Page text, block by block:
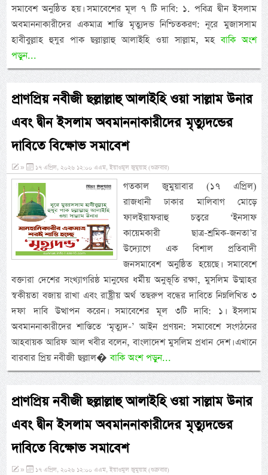
সমাবেশ অনুষ্ঠিত হয়। সমাবেশের মূল ৭ টি দাবি: ১. পবিত্র দ্বীন ইসলাম
অবমাননাকারীদের একমাত্র শাস্তি মৃত্যুদন্ড নিশ্চিতকরণ: নূরে মুজাসসাম
হাবীবুল্লাহ হুযুর পাক ছল্লাল্লাহু আলাইহি ওয়া সাল্লাম, মহবাকি অংশ
পড়ুন...
প্রাণপ্রিয় নবীজী ছল্লাল্লাহু আলাইহি ওয়া সাল্লাম উনার
এবং দ্বীন ইসলাম অবমাননাকারীদের মৃত্যুদন্ডের
দাবিতে বিক্ষোভ সমাবেশ
» ১৭ এপ্রিল, ২০২৬ ১২:০০ এএম, ইয়াওমুল জুমুয়াহ (শুক্রবার)
গতকাল জুমুয়াবার (১৭ এপ্রিল)
রাজধানী ঢাকার মালিবাগ মোড়ে
ফালইয়াফরাহু চত্বরে ‘ইনসাফ
কায়েমকারী ছাত্র-শ্রমিক-জনতা’র
উদ্যোগে এক বিশাল প্রতিবাদী
জনসমাবেশ অনুষ্ঠিত হয়েছে। সমাবেশে
বক্তারা দেশের সংখ্যাগরিষ্ঠ মানুষের ধর্মীয় অনুভূতি রক্ষা, মুসলিম উম্মাহর
স্বকীয়তা বজায় রাখা এবং রাষ্ট্রীয় অর্থ তছরুপ বন্ধের দাবিতে নিম্নলিখিত ৩
দফা দাবি উত্থাপন করেন। সমাবেশের মূল ৩টি দাবি: ১। ইসলাম
অবমাননাকারীদের শাস্তিতে ‘মৃত্যুদ-’ আইন প্রণয়ন: সমাবেশে সংগঠনের
আহবায়ক আরিফ আল খবীর বলেন, বাংলাদেশ মুসলিম প্রধান দেশ। এখানে
বারবার প্রিয় নবীজী ছল্লাল�বাকি অংশ পড়ুন...
প্রাণপ্রিয় নবীজী ছল্লাল্লাহু আলাইহি ওয়া সাল্লাম উনার
এবং দ্বীন ইসলাম অবমাননাকারীদের মৃত্যুদন্ডের
দাবিতে বিক্ষোভ সমাবেশ
» ১৭ এপ্রিল, ২০২৬ ১২:০০ এএম, ইয়াওমুল জুমুয়াহ (শুক্রবার)